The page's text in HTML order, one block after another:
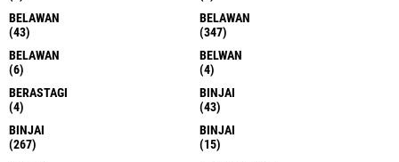
BELAWAN
(43)
BELAWAN
(347)
BELAWAN
(6)
BELWAN
(4)
BERASTAGI
(4)
BINJAI
(43)
BINJAI
(267)
BINJAI
(15)